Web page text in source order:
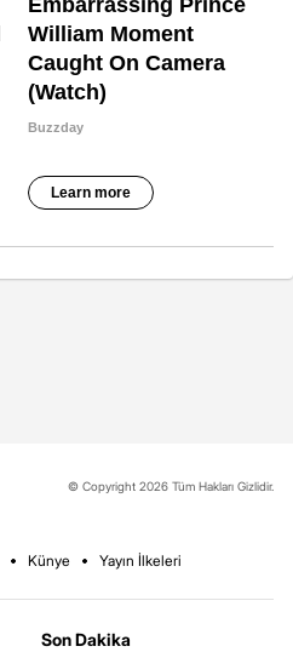
© Copyright 2026 Tüm Hakları Gizlidir.
Künye Yayın İlkeleri
Son Dakika